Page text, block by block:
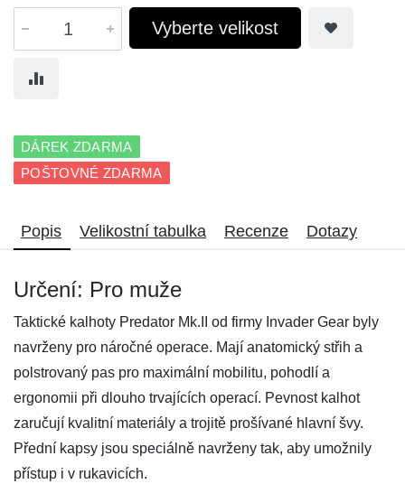
Vyberte velikost
DÁREK ZDARMA
POŠTOVNÉ ZDARMA
Popis Velikostní tabulka Recenze Dotazy
Určení: Pro muže
Taktické kalhoty Predator Mk.II od firmy Invader Gear byly
navrženy pro náročné operace. Mají anatomický střih a
polstrovaný pas pro maximální mobilitu, pohodlí a
ergonomii při dlouho trvajících operací. Pevnost kalhot
zaručují kvalitní materiály a trojitě prošívané hlavní švy.
Přední kapsy jsou speciálně navrženy tak, aby umožnily
přístup i v rukavicích.